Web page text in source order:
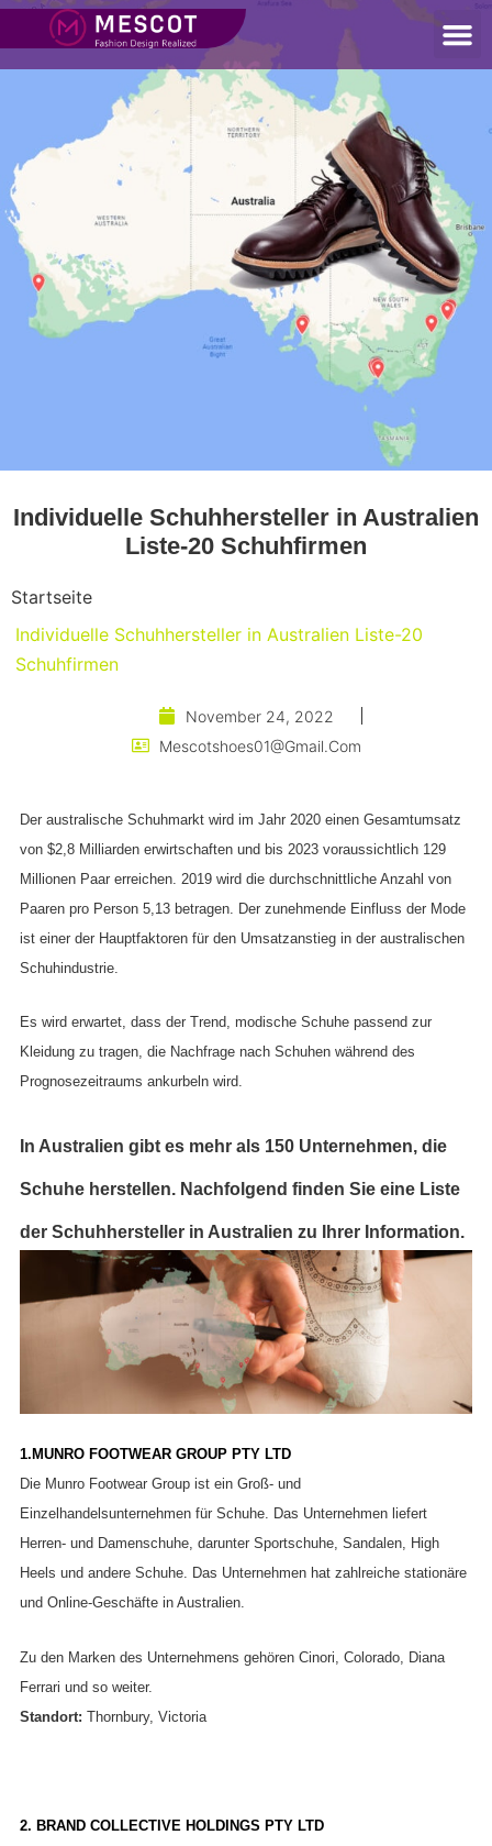
Individuelle Schuhhersteller in Australien
Liste-20 Schuhfirmen
Startseite
Individuelle Schuhhersteller in Australien Liste-20
Schuhfirmen
November 24, 2022
Mescotshoes01@gmail.com
Der australische Schuhmarkt wird im Jahr 2020 einen Gesamtumsatz
von $2,8 Milliarden erwirtschaften und bis 2023 voraussichtlich 129
Millionen Paar erreichen. 2019 wird die durchschnittliche Anzahl von
Paaren pro Person 5,13 betragen. Der zunehmende Einfluss der Mode
ist einer der Hauptfaktoren für den Umsatzanstieg in der australischen
Schuhindustrie.
Es wird erwartet, dass der Trend, modische Schuhe passend zur
Kleidung zu tragen, die Nachfrage nach Schuhen während des
Prognosezeitraums ankurbeln wird.
In Australien gibt es mehr als 150 Unternehmen, die
Schuhe herstellen. Nachfolgend finden Sie eine Liste
der Schuhhersteller in Australien zu Ihrer Information.
1.MUNRO FOOTWEAR GROUP PTY LTD
Die Munro Footwear Group ist ein Groß- und
Einzelhandelsunternehmen für Schuhe. Das Unternehmen liefert
Herren- und Damenschuhe, darunter Sportschuhe, Sandalen, High
Heels und andere Schuhe. Das Unternehmen hat zahlreiche stationäre
und Online-Geschäfte in Australien.
Zu den Marken des Unternehmens gehören Cinori, Colorado, Diana
Ferrari und so weiter.
Standort: Thornbury, Victoria
2. BRAND COLLECTIVE HOLDINGS PTY LTD